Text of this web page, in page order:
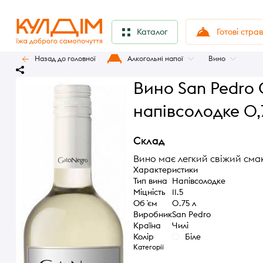
Каталог Готові
Назад до головної Алкогольні напої Вино
Вино San Pedro
напівсолодке
Склад
Вино має легкий свіжий смак.
Характеристики
Тип вина Напівсолодке
Міцність
11.5
Об `єм
0.75 л
ВиробникSan Pedro
Країна
Чилі
Колір
Біле
Категорії